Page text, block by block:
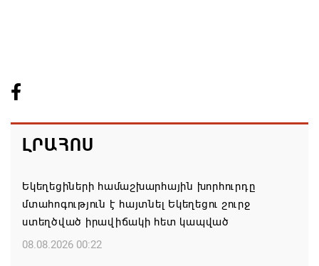
ԼՐԱՀՈՍ
Եկեղեցիների համաշխարհային խորհուրդը
մտահոգություն է հայտնել Եկեղեցու շուրջ
ստեղծված իրավիճակի հետ կապված
08.08.2026 00:22